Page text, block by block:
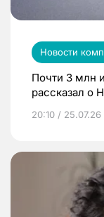
Новости
Почти 3 млн
рассказал о
20:10 / 25.07.26